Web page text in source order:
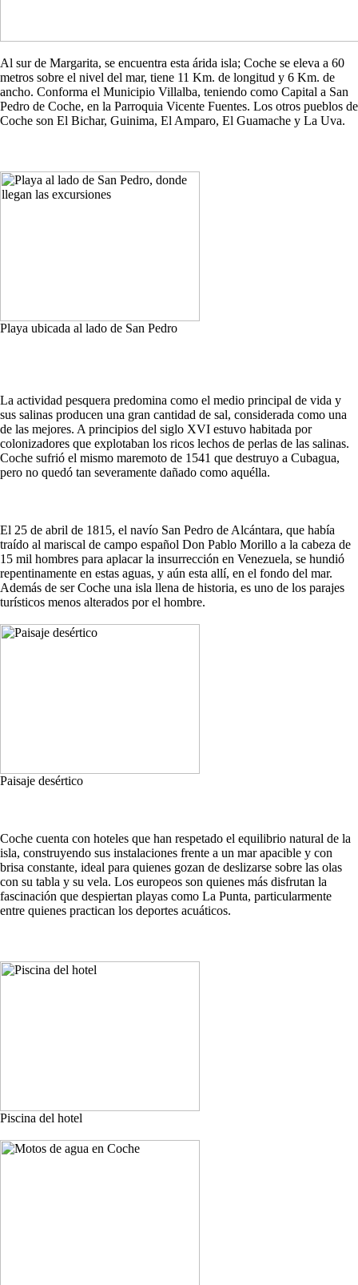
Al sur de Margarita, se encuentra esta árida isla; Coche se eleva a 60
metros sobre el nivel del mar, tiene 11 Km. de longitud y 6 Km. de
ancho. Conforma el Municipio Villalba, teniendo como Capital a San
Pedro de Coche, en la Parroquia Vicente Fuentes. Los otros pueblos de
Coche son El Bichar, Guinima, El Amparo, El Guamache y La Uva.
Playa ubicada al lado de San Pedro
La actividad pesquera predomina como el medio principal de vida y
sus salinas producen una gran cantidad de sal, considerada como una
de las mejores. A principios del siglo XVI estuvo habitada por
colonizadores que explotaban los ricos lechos de perlas de las salinas.
Coche sufrió el mismo maremoto de 1541 que destruyo a Cubagua,
pero no quedó tan severamente dañado como aquélla.
El 25 de abril de 1815, el navío San Pedro de Alcántara, que había
traído al mariscal de campo español Don Pablo Morillo a la cabeza de
15 mil hombres para aplacar la insurrección en Venezuela, se hundió
repentinamente en estas aguas, y aún esta allí, en el fondo del mar.
Además de ser Coche una isla llena de historia, es uno de los parajes
turísticos menos alterados por el hombre.
Paisaje desértico
Coche cuenta con hoteles que han respetado el equilibrio natural de la
isla, construyendo sus instalaciones frente a un mar apacible y con
brisa constante, ideal para quienes gozan de deslizarse sobre las olas
con su tabla y su vela. Los europeos son quienes más disfrutan la
fascinación que despiertan playas como La Punta, particularmente
entre quienes practican los deportes acuáticos.
Piscina del hotel